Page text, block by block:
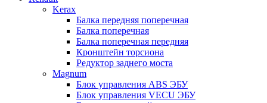
Kerax
Балка передняя поперечная
Балка поперечная
Балка поперечная передняя
Кронштейн торсиона
Редуктор заднего моста
Magnum
Блок управления ABS ЭБУ
Блок управления VECU ЭБУ